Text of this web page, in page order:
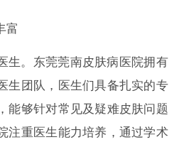
富
生。东莞莞南皮肤病医院拥有
生团队，医生们具备扎实的专
能够针对常见及疑难皮肤问题
注重医生能力培养，通过学术